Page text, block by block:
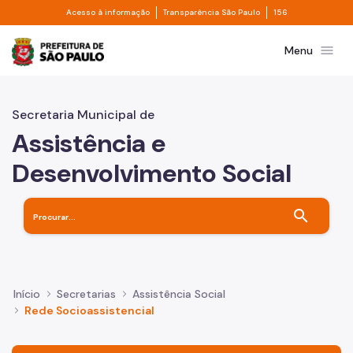
Pular para o Conteúdo principal
Acesso à informação Divisor de acesso à informação
Transparência São Paulo Divisor de
156
Prefeitura de São PauloMenu menu
Secretaria Municipal de
Assistência e
Desenvolvimento Social
search
Início Secretarias
Assistência Social
Rede Socioassistencial